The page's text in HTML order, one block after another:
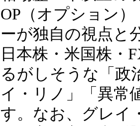
ル
日経OP売坊さ
倶楽部TV」
相場歴35年以上の
OP（オプション